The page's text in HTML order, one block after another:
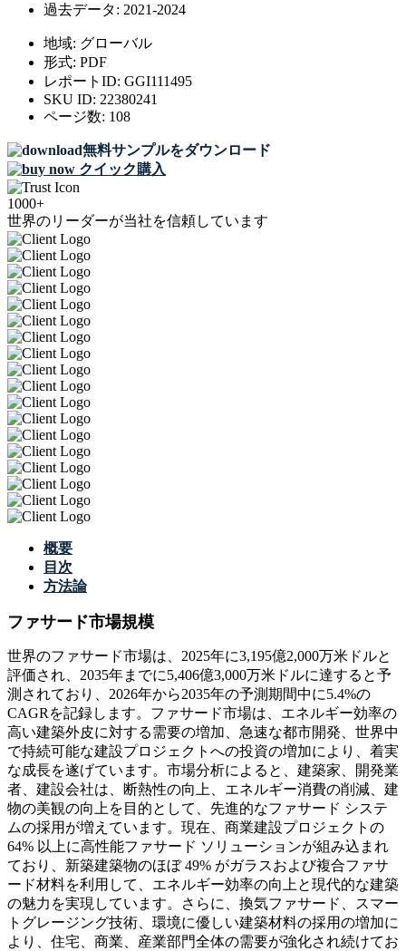
過去データ: 2021-2024
地域: グローバル
形式: PDF
レポートID: GGI111495
SKU ID: 22380241
ページ数: 108
無料サンプルをダウンロード
クイック購入
1000+
世界のリーダーが当社を信頼しています
概要
目次
方法論
ファサード市場規模
世界のファサード市場は、2025年に3,195億2,000万米ドルと
評価され、2035年までに5,406億3,000万米ドルに達すると予
測されており、2026年から2035年の予測期間中に5.4%の
CAGRを記録します。ファサード市場は、エネルギー効率の
高い建築外皮に対する需要の増加、急速な都市開発、世界中
で持続可能な建設プロジェクトへの投資の増加により、着実
な成長を遂げています。市場分析によると、建築家、開発業
者、建設会社は、断熱性の向上、エネルギー消費の削減、建
物の美観の向上を目的として、先進的なファサード システ
ムの採用が増えています。現在、商業建設プロジェクトの
64% 以上に高性能ファサード ソリューションが組み込まれ
ており、新築建築物のほぼ 49% がガラスおよび複合ファサ
ード材料を利用して、エネルギー効率の向上と現代的な建築
の魅力を実現しています。さらに、換気ファサード、スマー
トグレージング技術、環境に優しい建築材料の採用の増加に
より、住宅、商業、産業部門全体の需要が強化され続けてお